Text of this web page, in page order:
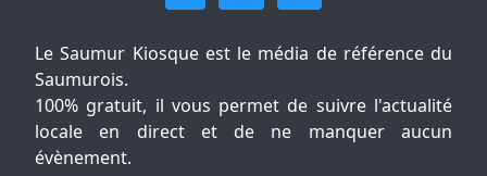
Le Saumur Kiosque est le média de référence du
Saumurois.
100% gratuit, il vous permet de suivre l'actualité
locale en direct et de ne manquer aucun
évènement.